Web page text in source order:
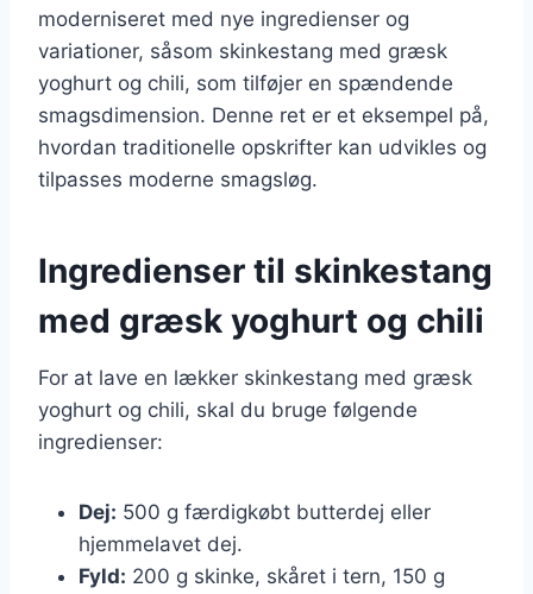
moderniseret med nye ingredienser og
variationer, såsom skinkestang med græsk
yoghurt og chili, som tilføjer en spændende
smagsdimension. Denne ret er et eksempel på,
hvordan traditionelle opskrifter kan udvikles og
tilpasses moderne smagsløg.
Ingredienser til skinkestang
med græsk yoghurt og chili
For at lave en lækker skinkestang med græsk
yoghurt og chili, skal du bruge følgende
ingredienser:
Dej: 500 g færdigkøbt butterdej eller
hjemmelavet dej.
Fyld: 200 g skinke, skåret i tern, 150 g